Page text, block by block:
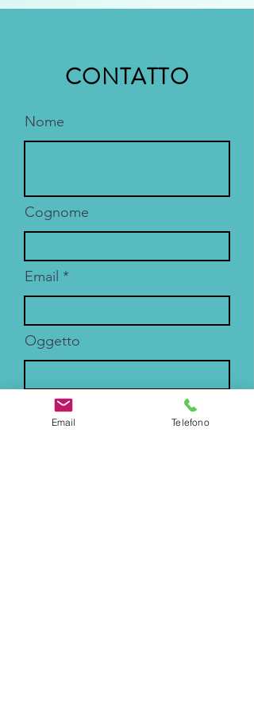
CONTATTO
Nome
Cognome
Email
Oggetto
Messaggio
Email Telefono